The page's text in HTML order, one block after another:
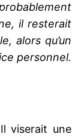
il resterait
alors qu’un
personnel.
viserait une